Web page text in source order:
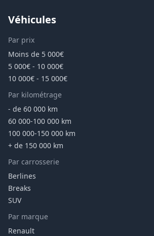
Véhicules
Par prix
Moins de 5 000€
5 000€ - 10 000€
10 000€ - 15 000€
Par kilométrage
- de 60 000 km
60 000-100 000 km
100 000-150 000 km
+ de 150 000 km
Par carrosserie
Berlines
Breaks
SUV
Par marque
Renault